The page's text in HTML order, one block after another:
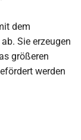
dem
Sie erzeugen
größeren
werden